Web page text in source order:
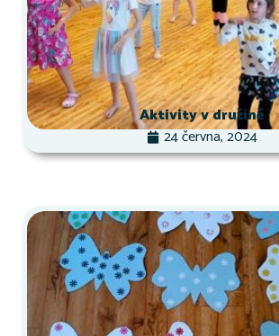
Aktivity v družině
24 června, 2024